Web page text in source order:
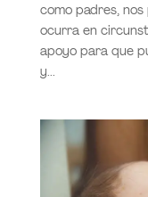
como padres,
ocurra en
apoyo para que
y...